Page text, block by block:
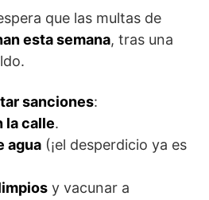
que las multas de
esta semana, tras una
sanciones:
la calle.
agua (¡el desperdicio ya es
y vacunar a